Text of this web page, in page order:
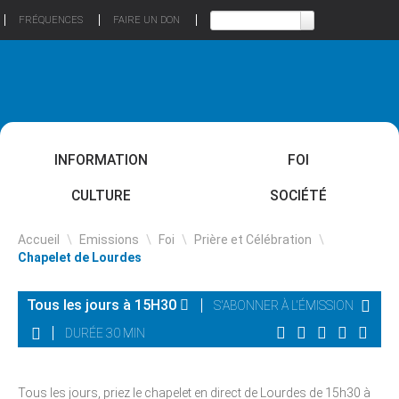
FRÉQUENCES FAIRE UN DON
INFORMATION FOI
CULTURE SOCIÉTÉ
Accueil \ Emissions \ Foi \ Prière et Célébration \
Chapelet de Lourdes
Tous les jours à 15H30
S'ABONNER À L'ÉMISSION
DURÉE 30 MIN
Tous les jours, priez le chapelet en direct de Lourdes de 15h30 à